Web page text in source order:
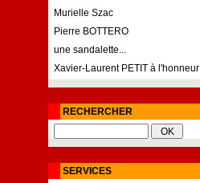
Murielle Szac
Pierre BOTTERO
une sandalette...
Xavier-Laurent PETIT à l'honneur
RECHERCHER
SERVICES